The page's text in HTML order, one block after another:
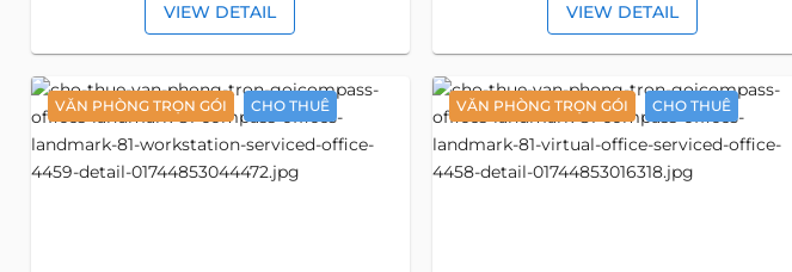
VIEW DETAIL VIEW DETAIL
VĂN PHÒNG TRỌN GÓI CHO THUÊ VĂN PHÒNG TRỌN GÓI CHO THUÊ